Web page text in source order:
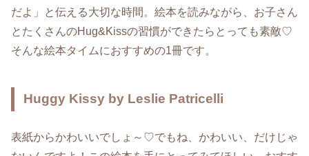
だよ」と伝える大切な時間。絵本を読みながら、お子さん
とたくさんのHug&Kissの習慣ができたらとっても素敵♡
そんな絵本タイムにおすすめの1冊です。
Huggy Kissy by Leslie Patricelli
表紙からかわいいでしょ～♡でもね、かわいい、だけじゃ